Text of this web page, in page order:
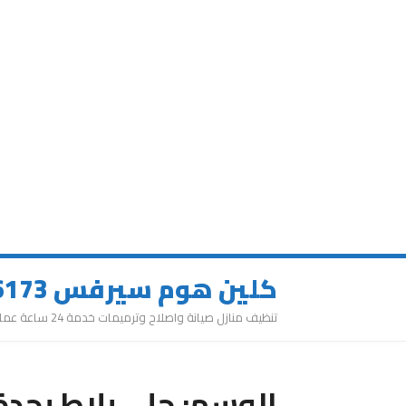
كلين هوم سيرفس 0543626173
تنظيف منازل صيانة واصلاح وترميمات خدمة 24 ساعة عمالة مميزة